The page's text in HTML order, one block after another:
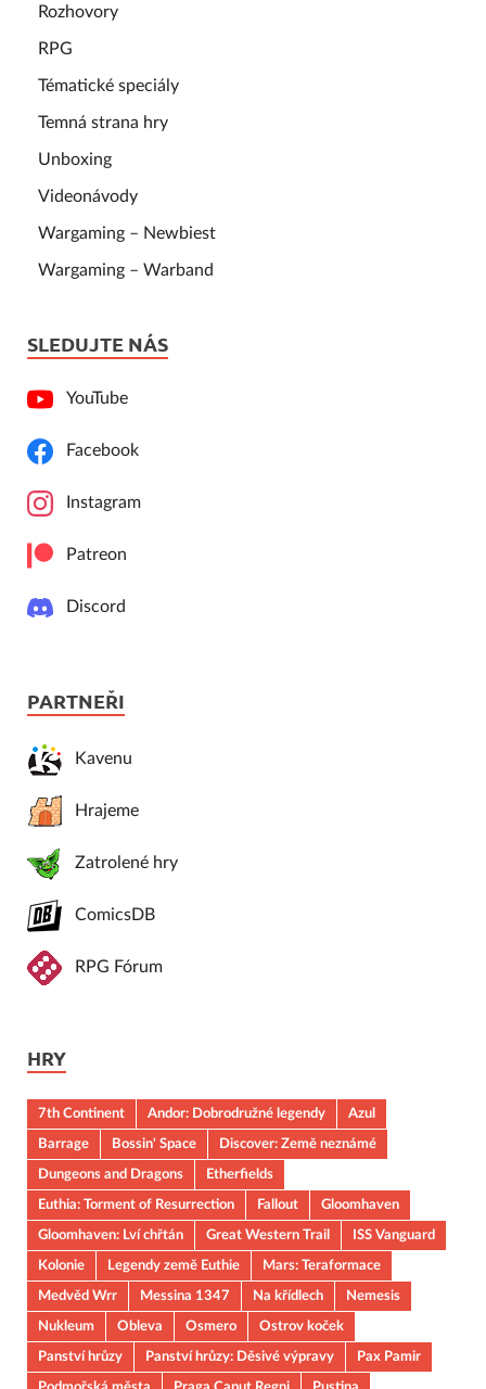
Rozhovory
RPG
Tématické speciály
Temná strana hry
Unboxing
Videonávody
Wargaming – Newbiest
Wargaming – Warband
SLEDUJTE NÁS
YouTube
Facebook
Instagram
Patreon
Discord
PARTNEŘI
Kavenu
Hrajeme
Zatrolené hry
ComicsDB
RPG Fórum
HRY
7th Continent Andor: Dobrodružné legendy
Azul
Barrage
Bossin' Space
Discover: Země neznámé
Dungeons and Dragons
Etherfields
Euthia: Torment of Resurrection
Fallout
Gloomhaven
Gloomhaven: Lví chřtán
Great Western Trail
ISS Vanguard
Kolonie
Legendy země Euthie
Mars: Teraformace
Medvěd Wrr
Messina 1347 Na křídlech
Nemesis
Nukleum
Obleva Osmero
Ostrov koček
Panství hrůzy
Panství hrůzy: Děsivé výpravy
Pax Pamir